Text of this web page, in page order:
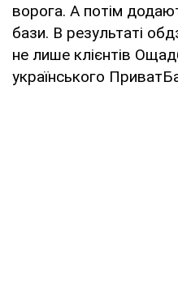
ворога. А потім
бази. В результаті
не лише клієнтів
українського